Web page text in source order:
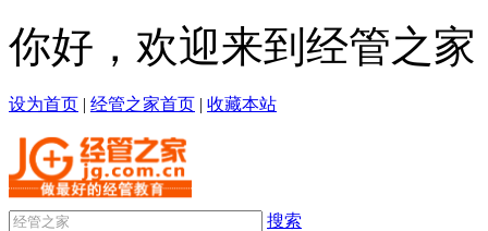
你好，欢迎来到经管之家
设为首页 | 经管之家首页 | 收藏本站
搜索